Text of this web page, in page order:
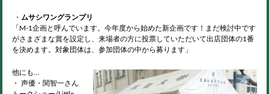
・ ムサシワングランプリ
「M-1企画と呼んでいます。今年度から始めた新企画です！まだ検討中です
がさまざまな賞を設定し、来場者の方に投票していただいて出店団体の1番
を決めます。対象団体は、参加団体の中から募ります」
他にも…
・ 声優・関智一さん